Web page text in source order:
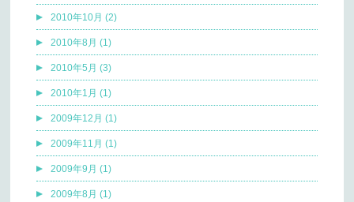
2010年10月 (2)
2010年8月 (1)
2010年5月 (3)
2010年1月 (1)
2009年12月 (1)
2009年11月 (1)
2009年9月 (1)
2009年8月 (1)